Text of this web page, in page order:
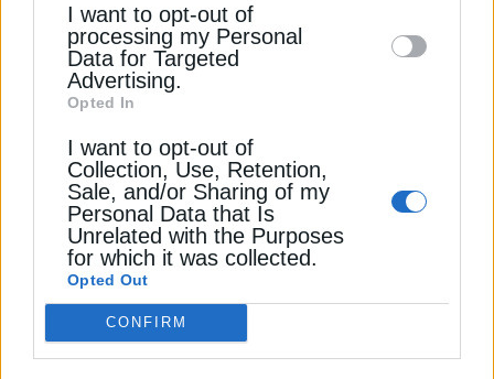
disclose it to other third parties.
I want to opt-out of
processing my Personal
Data for Targeted
Advertising.
Opted In
I want to opt-out of
Collection, Use, Retention,
Sale, and/or Sharing of my
Personal Data that Is
Unrelated with the Purposes
for which it was collected.
Opted Out
CONFIRM
ΦΥΣΙΚΟ ΑΕΡΙΟ
ΕΕ: Ποιες χώρες καταναλώνουν και
26 Ιουνίου 2026